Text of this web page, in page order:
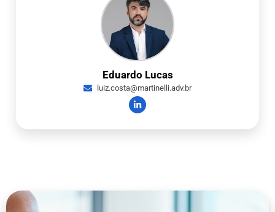
Eduardo Lucas
luiz.costa@martinelli.adv.br